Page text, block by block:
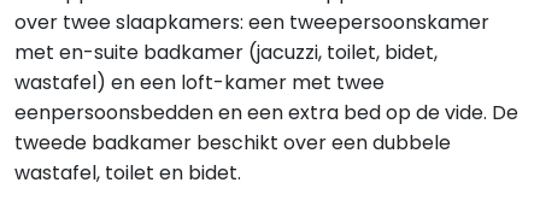
over twee slaapkamers: een tweepersoonskamer
met en-suite badkamer (jacuzzi, toilet, bidet,
wastafel) en een loft-kamer met twee
eenpersoonsbedden en een extra bed op de vide. De
tweede badkamer beschikt over een dubbele
wastafel, toilet en bidet.